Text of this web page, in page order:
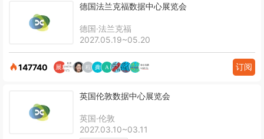
德国法兰克福数据中心展览会
德国·法兰克福
2027.05.19~05.20
147740 订阅
英国伦敦数据中心展览会
英国·伦敦
2027.03.10~03.11